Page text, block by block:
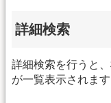
詳細検索
詳細検索を行うと
が一覧表示されます